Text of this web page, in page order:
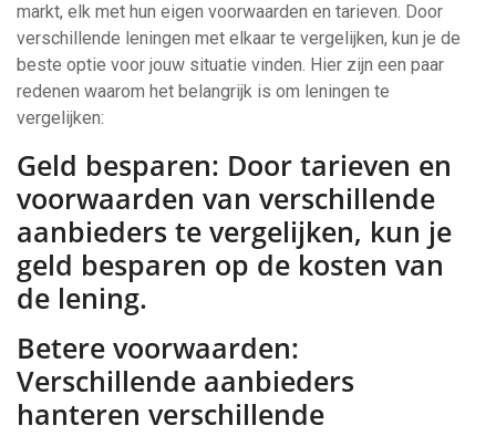
markt, elk met hun eigen voorwaarden en tarieven. Door
verschillende leningen met elkaar te vergelijken, kun je de
beste optie voor jouw situatie vinden. Hier zijn een paar
redenen waarom het belangrijk is om leningen te
vergelijken:
Geld besparen: Door tarieven en
voorwaarden van verschillende
aanbieders te vergelijken, kun je
geld besparen op de kosten van
de lening.
Betere voorwaarden:
Verschillende aanbieders
hanteren verschillende